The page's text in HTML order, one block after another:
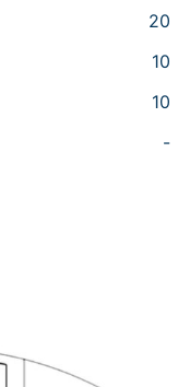
20
10
10
-